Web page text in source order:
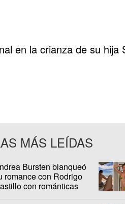
en la crianza de su hija
MÁS LEÍDAS
Bursten blanqueó
romance con Rodrigo
con románticas